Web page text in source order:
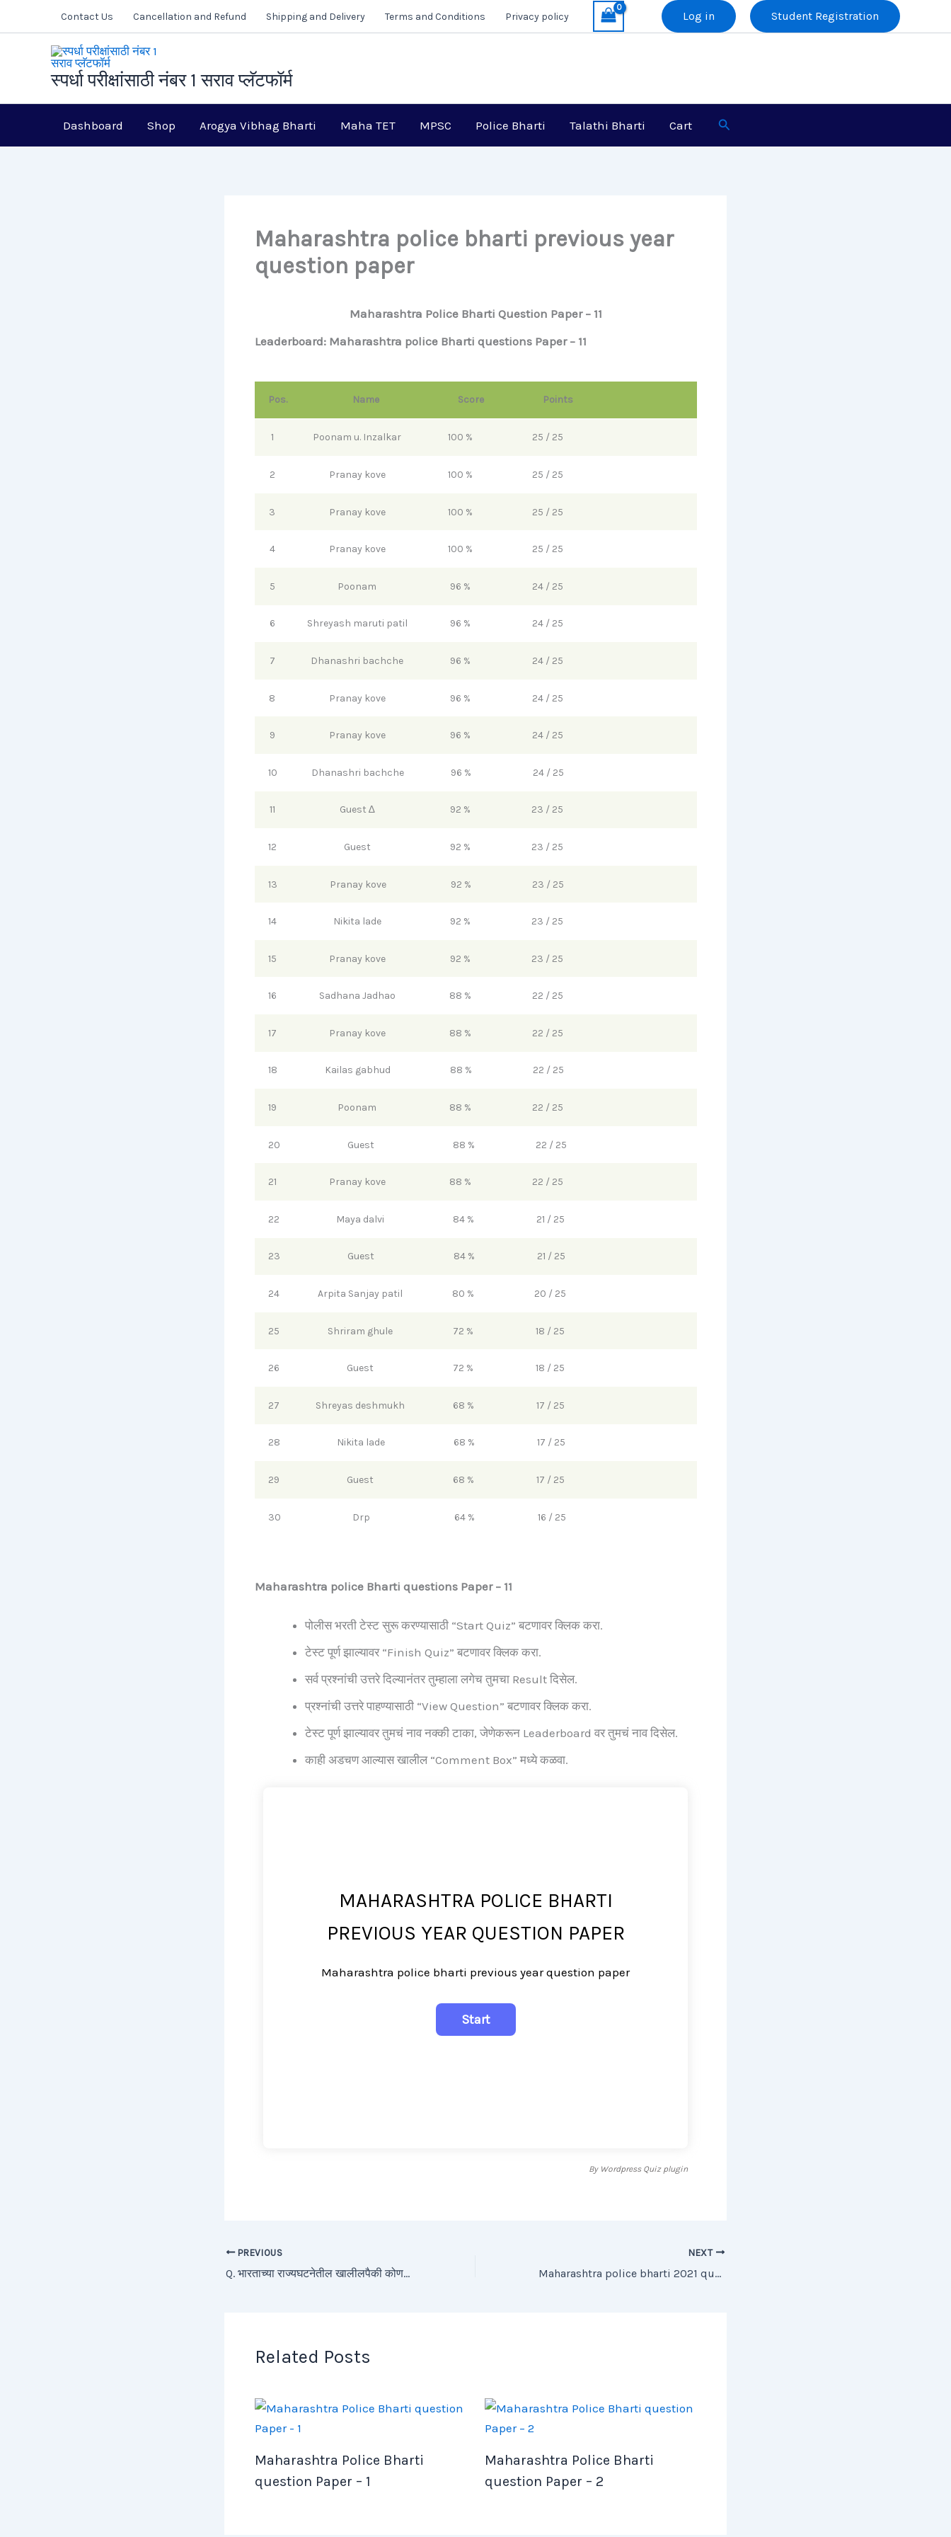
to
Contact Us Cancellation and Refund Shipping and Delivery Terms and Conditions Privacy policy Log in Student Registration
स्पर्धा परीक्षांसाठी नंबर 1 सराव प्लॅटफॉर्म
Dashboard Shop Arogya Vibhag Bharti Maha TET MPSC Police Bharti Talathi Bharti Cart Search
Maharashtra police bharti previous year
question paper
Maharashtra Police Bharti Question Paper – 11
Leaderboard: Maharashtra police Bharti questions Paper – 11
Pos. Name Score Points
1 Poonam u. Inzalkar 100 % 25 / 25
2 Pranay kove 100 % 25 / 25
3 Pranay kove 100 % 25 / 25
4 Pranay kove 100 % 25 / 25
5 Poonam 96 % 24 / 25
6 Shreyash maruti patil 96 % 24 / 25
7 Dhanashri bachche 96 % 24 / 25
8 Pranay kove 96 % 24 / 25
9 Pranay kove 96 % 24 / 25
10 Dhanashri bachche 96 % 24 / 25
11 Guest ∆ 92 % 23 / 25
12 Guest 92 % 23 / 25
13 Pranay kove 92 % 23 / 25
14 Nikita lade 92 % 23 / 25
15 Pranay kove 92 % 23 / 25
16 Sadhana Jadhao 88 % 22 / 25
17 Pranay kove 88 % 22 / 25
18 Kailas gabhud 88 % 22 / 25
19 Poonam 88 % 22 / 25
20 Guest 88 % 22 / 25
21 Pranay kove 88 % 22 / 25
22 Maya dalvi 84 % 21 / 25
23 Guest 84 % 21 / 25
24 Arpita Sanjay patil 80 % 20 / 25
25 Shriram ghule 72 % 18 / 25
26 Guest 72 % 18 / 25
27 Shreyas deshmukh 68 % 17 / 25
28 Nikita lade 68 % 17 / 25
29 Guest 68 % 17 / 25
30 Drp 64 % 16 / 25
Maharashtra police Bharti questions Paper – 11
पोलीस भरती टेस्ट सुरू करण्यासाठी “Start Quiz” बटणावर क्लिक करा.
टेस्ट पूर्ण झाल्यावर “Finish Quiz” बटणावर क्लिक करा.
सर्व प्रश्नांची उत्तरे दिल्यानंतर तुम्हाला लगेच तुमचा Result दिसेल.
प्रश्नांची उत्तरे पाहण्यासाठी “View Question” बटणावर क्लिक करा.
टेस्ट पूर्ण झाल्यावर तुमचं नाव नक्की टाका, जेणेकरून Leaderboard वर तुमचं नाव दिसेल.
काही अडचण आल्यास खालील “Comment Box” मध्ये कळवा.
MAHARASHTRA POLICE BHARTI
PREVIOUS YEAR QUESTION PAPER
Maharashtra police bharti previous year question paper
By Wordpress Quiz plugin
PREVIOUS
Q. भारताच्या राज्यघटनेतील खालीलपैकी कोणते कलम समान नागरी कायदा लागू करण्याशी संबंधित आहे?
NEXT
Maharashtra police bharti 2021 question paper
Related Posts
Maharashtra Police Bharti
question Paper – 1
Maharashtra Police Bharti
question Paper – 2